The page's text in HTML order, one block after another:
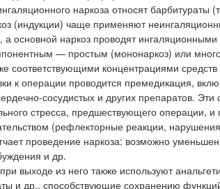
наркоза относят
(индукции) чаще применяют
основной наркоз проводят
— простым (мононаркоз) или
соответствующими концентрациями
к операции проводится премедикация,
сосудистых и других препаратов.
стресса, предшествующего операции,
(рефлекторные реакции,
проведение наркоза: возможно
и др.
выходе из него также используют
и др., способствующие сохранению